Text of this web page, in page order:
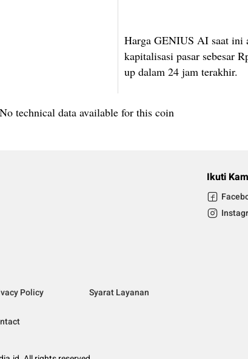
Harga GENIUS AI saat ini
kapitalisasi pasar sebesar
up dalam 24 jam terakhir.
No technical data available for this coin
Policy Syarat Layanan
Ikuti